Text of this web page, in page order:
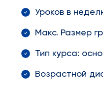
Уроков в
Макс. Размер
Тип курса:
Возрастной